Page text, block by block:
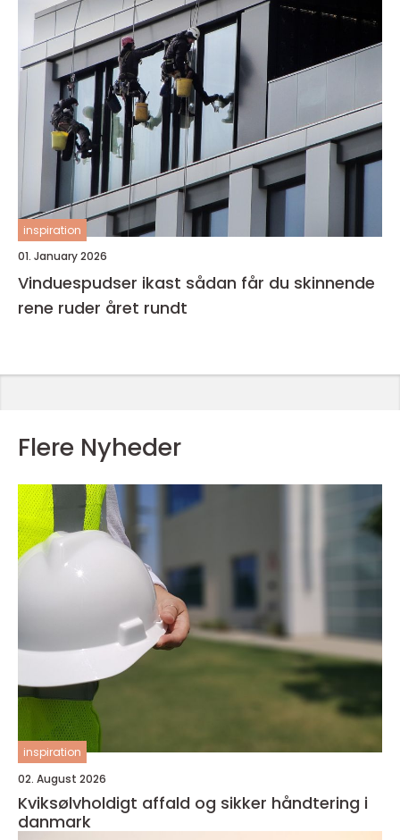
inspiration
01. January 2026
Vinduespudser ikast sådan får du skinnende
rene ruder året rundt
Flere Nyheder
inspiration
02. August 2026
Kviksølvholdigt affald og sikker håndtering i
danmark